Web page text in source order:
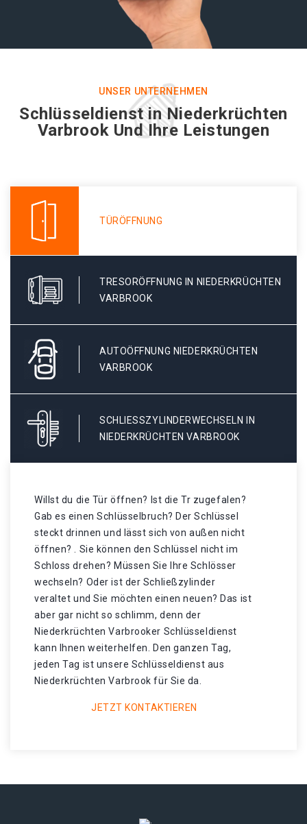
UNSER UNTERNEHMEN
Schlüsseldienst in Niederkrüchten
Varbrook Und Ihre Leistungen
TÜRÖFFNUNG
TRESORÖFFNUNG IN NIEDERKRÜCHTEN
VARBROOK
AUTOÖFFNUNG NIEDERKRÜCHTEN
VARBROOK
SCHLIESSZYLINDERWECHSELN IN N
IEDERKRÜCHTEN VARBROOK
Willst du die Tür öffnen? Ist die Tr zugefalen?
Gab es einen Schlüsselbruch? Der Schlüssel
steckt drinnen und lässt sich von außen nicht
öffnen? . Sie können den Schlüssel nicht im
Schloss drehen? Müssen Sie Ihre Schlösser
wechseln? Oder ist der Schließzylinder
veraltet und Sie möchten einen neuen? Das ist
aber gar nicht so schlimm, denn der
Niederkrüchten Varbrooker Schlüsseldienst
kann Ihnen weiterhelfen. Den ganzen Tag,
jeden Tag ist unsere Schlüsseldienst aus
Niederkrüchten Varbrook für Sie da.
JETZT KONTAKTIEREN